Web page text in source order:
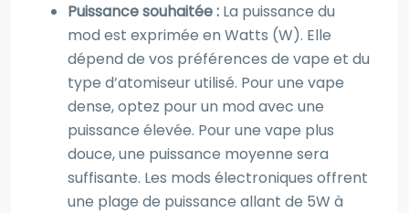
Puissance souhaitée : La puissance du
mod est exprimée en Watts (W). Elle
dépend de vos préférences de vape et du
type d’atomiseur utilisé. Pour une vape
dense, optez pour un mod avec une
puissance élevée. Pour une vape plus
douce, une puissance moyenne sera
suffisante. Les mods électroniques offrent
une plage de puissance allant de 5W à